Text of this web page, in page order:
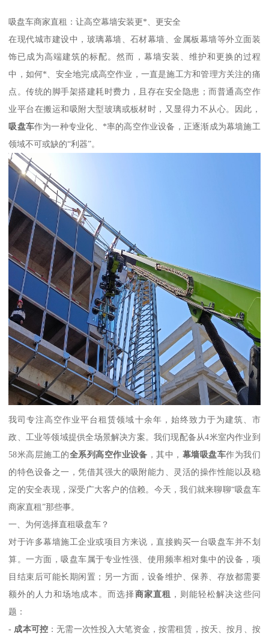
吸盘车商家直租：让高空幕墙安装更*、更安全
在现代城市建设中，玻璃幕墙、石材幕墙、金属板幕墙等外立面装
饰已成为高端建筑的标配。然而，幕墙安装、维护和更换的过程
中，如何*、安全地完成高空作业，一直是施工方和管理方关注的痛
点。传统的脚手架搭建耗时费力，且存在安全隐患；而普通高空作
业平台在搬运和吸附大型玻璃或板材时，又显得力不从心。因此，
吸盘车作为一种专业化、*率的高空作业设备，正逐渐成为幕墙施工
领域不可或缺的“利器”。
我司专注高空作业平台租赁领域十余年，始终致力于为建筑、市
政、工业等领域提供全场景解决方案。我们现配备从4米室内作业到
58米高层施工的全系列高空作业设备 ，其中， 幕墙吸盘车作为我们
的特色设备之一，凭借其强大的吸附能力、灵活的操作性能以及稳
定的安全表现，深受广大客户的信赖。今天，我们就来聊聊“吸盘车
商家直租”那些事。
一、为何选择直租吸盘车？
对于许多幕墙施工企业或项目方来说，直接购买一台吸盘车并不划
算。一方面，吸盘车属于专业性强、使用频率相对集中的设备，项
目结束后可能长期闲置；另一方面，设备维护、保养、存放都需要
额外的人力和场地成本。而选择商家直租
，则能轻松解决这些问
题：
- 成本可控 ：无需一次性投入大笔资金，按需租赁，按天、按月、按